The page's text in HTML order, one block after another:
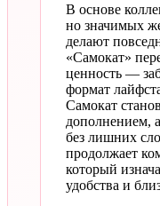
В основе
но значимых
делают
«Самокат»
ценность —
формат
Самокат
дополнением,
без лишних
продолжает
который
удобства и